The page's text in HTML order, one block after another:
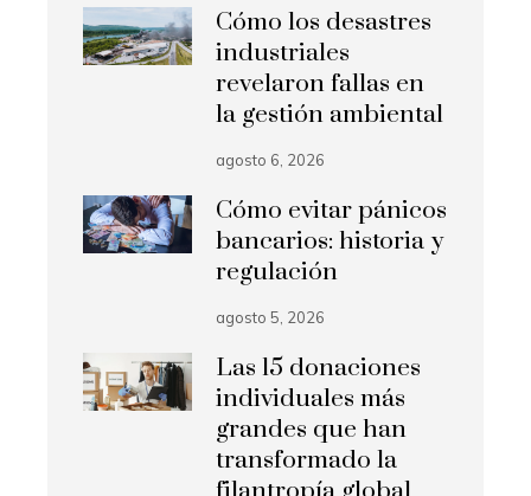
Cómo los desastres
industriales
revelaron fallas en
la gestión ambiental
agosto 6, 2026
Cómo evitar pánicos
bancarios: historia y
regulación
agosto 5, 2026
Las 15 donaciones
individuales más
grandes que han
transformado la